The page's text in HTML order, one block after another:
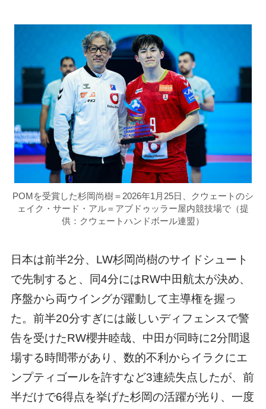
POMを受賞した杉岡尚樹＝2026年1月25日、クウェートのシ
ェイク・サード・アル＝アブドゥッラー屋内競技場で（提
供：クウェートハンドボール連盟）
日本は前半2分、LW杉岡尚樹のサイドシュート
で先制すると、同4分にはRW中田航太が決め、
序盤から両ウイングが躍動して主導権を握っ
た。前半20分すぎには厳しいディフェンスで警
告を受けたRW櫻井睦哉、中田が同時に2分間退
場する時間帯があり、数的不利からイラクにエ
ンプティゴールを許すなど3連続失点したが、前
半だけで6得点を挙げた杉岡の活躍が光り、一度